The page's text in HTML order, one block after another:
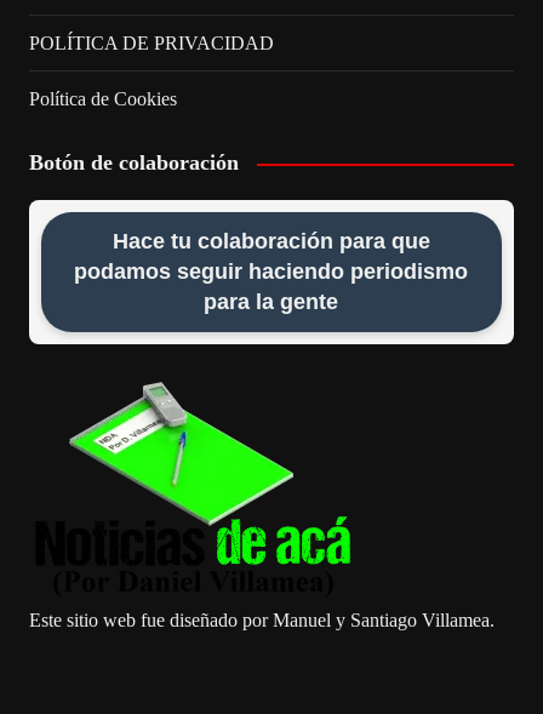
POLÍTICA DE PRIVACIDAD
Política de Cookies
Botón de colaboración
Hace tu colaboración para que
podamos seguir haciendo periodismo
para la gente
Este sitio web fue diseñado por Manuel y Santiago Villamea.